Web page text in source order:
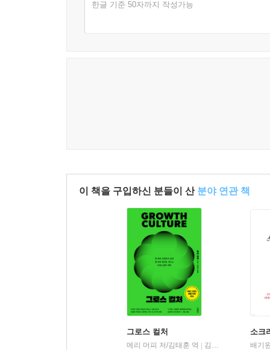
한글 기준 50자까지 작성가능
이 책을 구입하신 분들이 산 분야 연관 책
그로스 컬처
메리 머피 저/김태훈 역
김영사
소크
배기